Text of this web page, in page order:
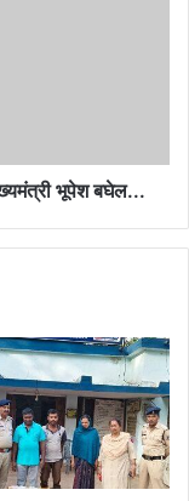
भूपेश बघेल...